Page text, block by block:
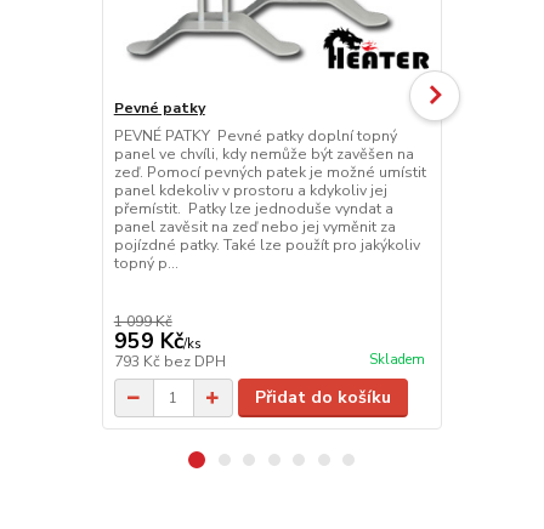
Pevné patky
PEVNÉ PATKY Pevné patky doplní topný
panel ve chvíli, kdy nemůže být zavěšen na
zeď. Pomocí pevných patek je možné umístit
panel kdekoliv v prostoru a kdykoliv jej
přemístit. Patky lze jednoduše vyndat a
panel zavěsit na zeď nebo jej vyměnit za
pojízdné patky. Také lze použít pro jakýkoliv
topný p...
1 099 Kč
959 Kč/ks
793 Kč bez DPH Skladem
Přidat do košíku
Pojízdné